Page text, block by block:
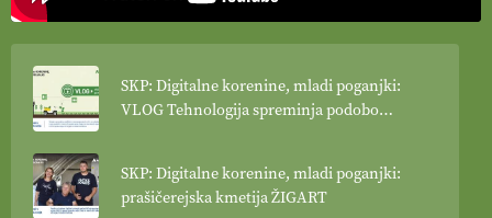
SKP: Digitalne korenine, mladi poganjki:
VLOG Tehnologija spreminja podobo
SKP: Digitalne korenine, mladi poganjki:
prašičerejska kmetija ŽIGART